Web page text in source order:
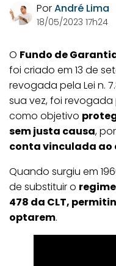
PorAndré Lima
18/05/2023 17h24
O Fundo de
foi criado em 13 de
revogada pela Lei n.
sua vez, foi revogada
como objetivo
sem justa causa,
conta vinculada
Quando surgiu em
de substituir o
478 da CLT,
optarem.